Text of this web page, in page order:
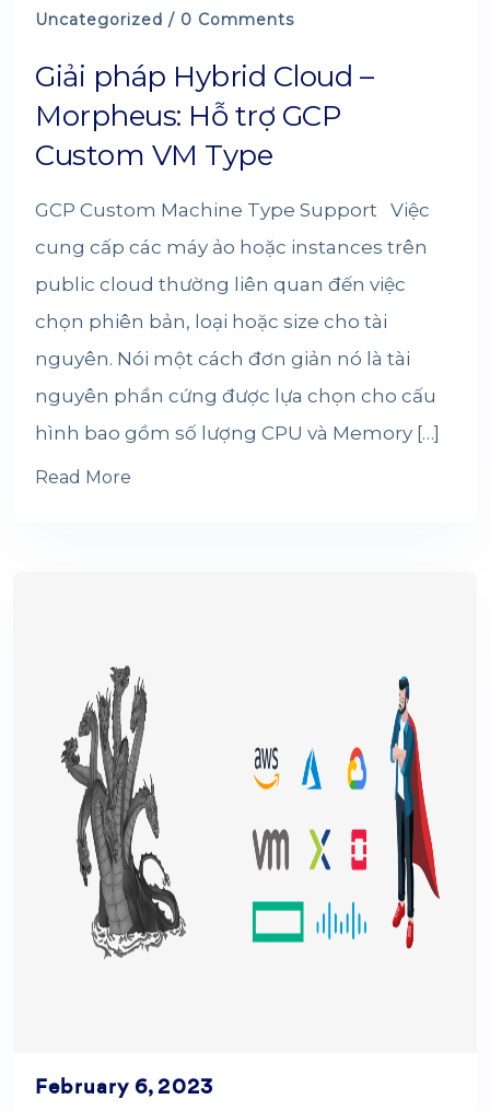
Uncategorized / 0 Comments
Giải pháp Hybrid Cloud –
Morpheus: Hỗ trợ GCP
Custom VM Type
GCP Custom Machine Type Support Việc
cung cấp các máy ảo hoặc instances trên
public cloud thường liên quan đến việc
chọn phiên bản, loại hoặc size cho tài
nguyên. Nói một cách đơn giản nó là tài
nguyên phần cứng được lựa chọn cho cấu
hình bao gồm số lượng CPU và Memory […]
Read More
February 6, 2023